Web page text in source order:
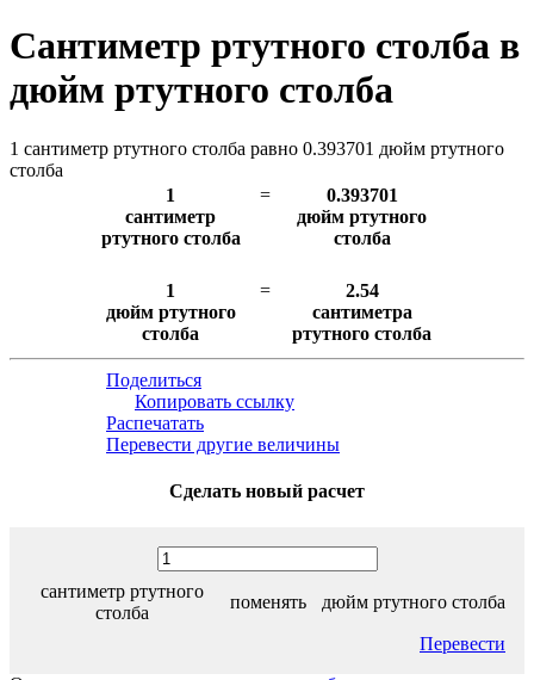
Сантиметр ртутного столба в
дюйм ртутного столба
1 сантиметр ртутного столба равно 0.393701 дюйм ртутного
столба
1
сантиметр
ртутного столба
=
0.393701
дюйм ртутного
столба
1
дюйм ртутного
столба
=
2.54
сантиметра
ртутного столба
Поделиться
Копировать ссылку
Распечатать
Перевести другие величины
Сделать новый расчет
сантиметр ртутного
столба
поменять дюйм ртутного столба
Перевести